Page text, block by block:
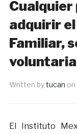
Cualquier
adquirir
Familiar,
voluntaria
Written bytucan on
El Instituto